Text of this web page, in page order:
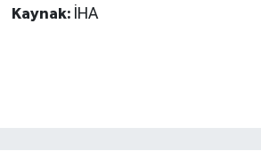
Kaynak: İHA
SPOR HABERLERİ